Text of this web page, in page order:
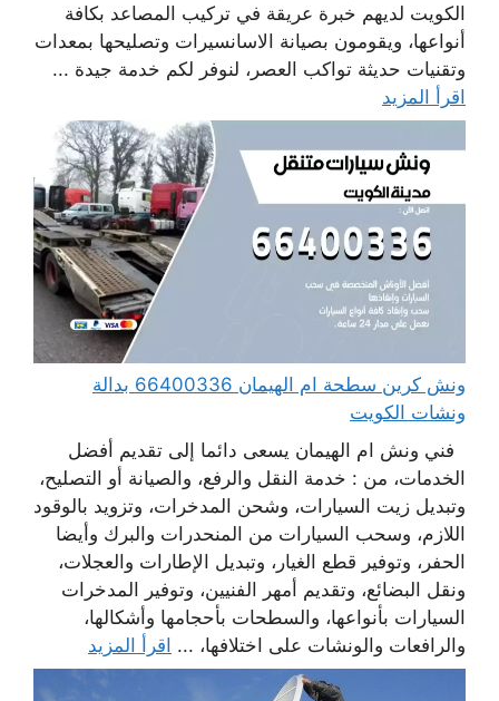
الكويت لديهم خبرة عريقة في تركيب المصاعد بكافة
أنواعها، ويقومون بصيانة الاسانسيرات وتصليحها بمعدات
وتقنيات حديثة تواكب العصر، لنوفر لكم خدمة جيدة ...
اقرأ المزيد
ونش كرين سطحة ام الهيمان 66400336 بدالة
ونشات الكويت
فني ونش ام الهيمان يسعى دائما إلى تقديم أفضل
الخدمات، من : خدمة النقل والرفع، والصيانة أو التصليح،
وتبديل زيت السيارات، وشحن المدخرات، وتزويد بالوقود
اللازم، وسحب السيارات من المنحدرات والبرك وأيضا
الحفر، وتوفير قطع الغيار، وتبديل الإطارات والعجلات،
ونقل البضائع، وتقديم أمهر الفنيين، وتوفير المدخرات
السيارات بأنواعها، والسطحات بأحجامها وأشكالها،
والرافعات والونشات على اختلافها، ... اقرأ المزيد